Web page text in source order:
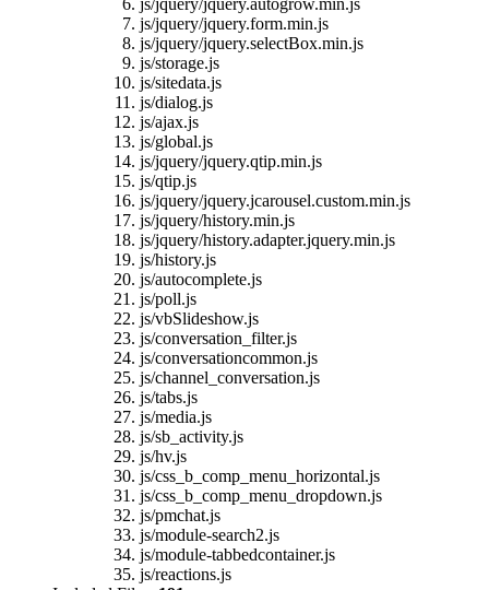
js/jquery/jquery.autogrow.min.js
js/jquery/jquery.form.min.js
js/jquery/jquery.selectBox.min.js
js/storage.js
js/sitedata.js
js/dialog.js
js/ajax.js
js/global.js
js/jquery/jquery.qtip.min.js
js/qtip.js
js/jquery/jquery.jcarousel.custom.min.js
js/jquery/history.min.js
js/jquery/history.adapter.jquery.min.js
js/history.js
js/autocomplete.js
js/poll.js
js/vbSlideshow.js
js/conversation_filter.js
js/conversationcommon.js
js/channel_conversation.js
js/tabs.js
js/media.js
js/sb_activity.js
js/hv.js
js/css_b_comp_menu_horizontal.js
js/css_b_comp_menu_dropdown.js
js/pmchat.js
js/module-search2.js
js/module-tabbedcontainer.js
js/reactions.js